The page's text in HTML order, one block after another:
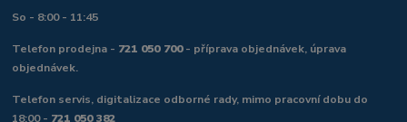
So - 8:00 - 11:45
Telefon prodejna - 721 050 700- příprava objednávek, úprava
objednávek.
Telefon servis, digitalizace odborné rady, mimo pracovní dobu do
18:00 - 721 050 382